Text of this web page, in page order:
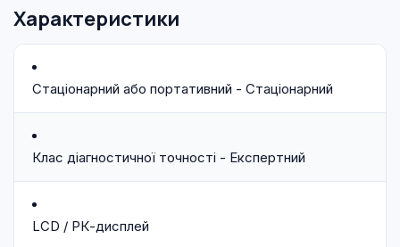
Характеристики
Стаціонарний або портативний - Стаціонарний
Клас діагностичної точності - Експертний
LCD / РК-дисплей